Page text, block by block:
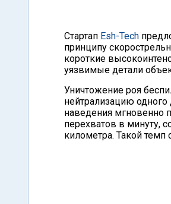
Стартап Esh-Tech
принципу
короткие
уязвимые детали
Уничтожение роя
нейтрализацию одного
наведения мгновенно
перехватов в минуту,
километра. Такой